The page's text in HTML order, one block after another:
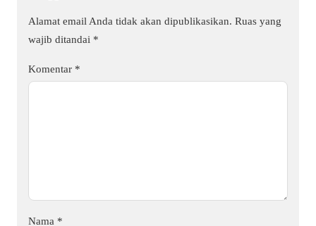
Alamat email Anda tidak akan dipublikasikan. Ruas yang
wajib ditandai *
Komentar *
Nama *